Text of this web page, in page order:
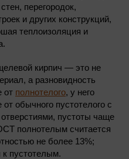
перегородок,
и других конструкций,
теплоизоляция и
кирпич — это не
а разновидность
от полнотелого, у него
обычного пустотелого с
пустоты чаще
полнотелым считается
не более 13%;
к пустотелым.